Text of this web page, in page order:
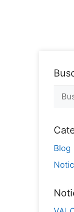
Blog